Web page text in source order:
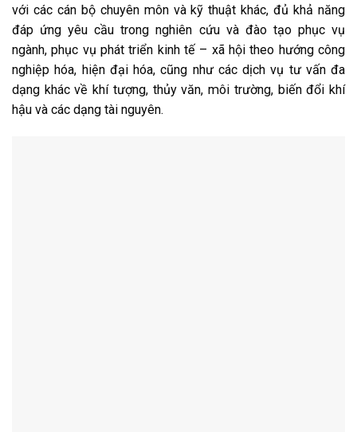
với các cán bộ chuyên môn và kỹ thuật khác, đủ khả năng
đáp ứng yêu cầu trong nghiên cứu và đào tạo phục vụ
ngành, phục vụ phát triển kinh tế – xã hội theo hướng công
nghiệp hóa, hiện đại hóa, cũng như các dịch vụ tư vấn đa
dạng khác về khí tượng, thủy văn, môi trường, biến đổi khí
hậu và các dạng tài nguyên.